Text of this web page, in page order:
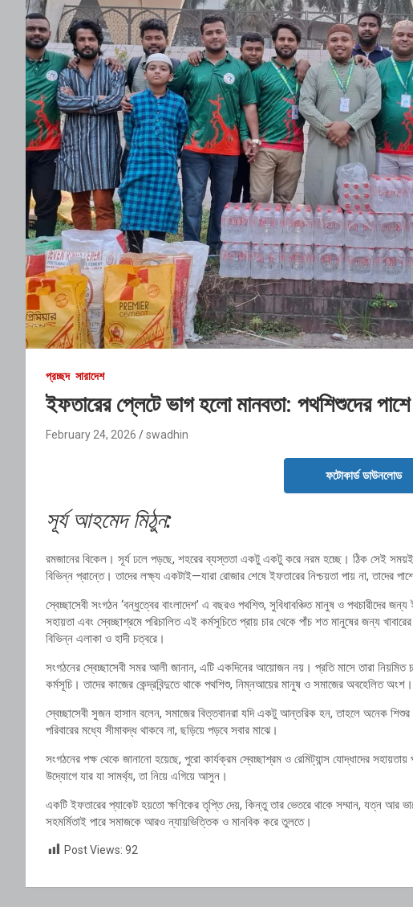
প্রচ্ছদ সারাদেশ
ইফতারের প্লেটে ভাগ হলো মানবতা: পথশিশুদের পাশে
February 24, 2026 swadhin
ফটোকার্ড ডাউনলোড
সূর্য আহমেদ মিঠুন:
‎রমজানের বিকেল। সূর্য ঢলে পড়ছে, শহরের ব্যস্ততা একটু একটু করে নরম হচ্ছে। ঠিক সেই সময়ই
বিভিন্ন প্রান্তে। তাদের লক্ষ্য একটাই—যারা রোজার শেষে ইফতারের নিশ্চয়তা পায় না, তাদের
‎স্বেচ্ছাসেবী সংগঠন ‘বন্ধুত্বের বাংলাদেশ’ এ বছরও পথশিশু, সুবিধাবঞ্চিত মানুষ ও পথচারীদের
সহায়তা এবং স্বেচ্ছাশ্রমে পরিচালিত এই কর্মসূচিতে প্রায় চার থেকে পাঁচ শত মানুষের জন্য
বিভিন্ন এলাকা ও হাদী চত্বরে।
‎সংগঠনের স্বেচ্ছাসেবী সমর আলী জানান, এটি একদিনের আয়োজন নয়। প্রতি মাসে তারা নিয়মিত
কর্মসূচি। তাদের কাজের কেন্দ্রবিন্দুতে থাকে পথশিশু, নিম্নআয়ের মানুষ ও সমাজের অবহেলিত অংশ।
‎স্বেচ্ছাসেবী সুজন হাসান বলেন, সমাজের বিত্তবানরা যদি একটু আন্তরিক হন, তাহলে অনেক
পরিবারের মধ্যে সীমাবদ্ধ থাকবে না, ছড়িয়ে পড়বে সবার মাঝে।
‎সংগঠনের পক্ষ থেকে জানানো হয়েছে, পুরো কার্যক্রম স্বেচ্ছাশ্রম ও রেমিট্যান্স যোদ্ধাদের
উদ্যোগে যার যা সামর্থ্য, তা নিয়ে এগিয়ে আসুন।
‎একটি ইফতারের প্যাকেট হয়তো ক্ষণিকের তৃপ্তি দেয়, কিন্তু তার ভেতরে থাকে সম্মান, যত্ন আর
সহমর্মিতাই পারে সমাজকে আরও ন্যায়ভিত্তিক ও মানবিক করে তুলতে।
Post Views: 92